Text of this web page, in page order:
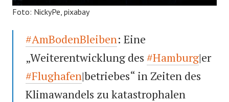
Foto: NickyPe, pixabay
#AmBodenBleiben: Eine
„Weiterentwicklung des #Hamburg|er
#Flughafen|betriebes“ in Zeiten des
Klimawandels zu katastrophalen